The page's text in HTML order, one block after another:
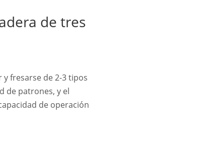
de tres
fresarse de 2-3 tipos
de patrones, y el
de operación